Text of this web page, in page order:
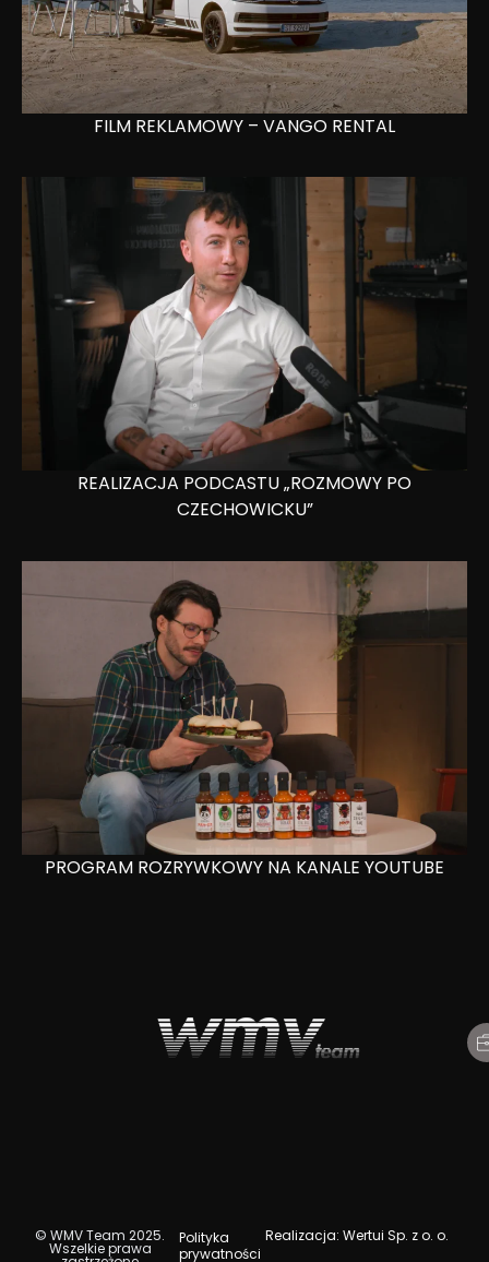
FILM REKLAMOWY – VANGO RENTAL
REALIZACJA PODCASTU „ROZMOWY PO
CZECHOWICKU”
PROGRAM ROZRYWKOWY NA KANALE YOUTUBE
© WMV Team 2025.
Wszelkie prawa
Polityka
prywatności
Realizacja: Wertui Sp. z o. o.